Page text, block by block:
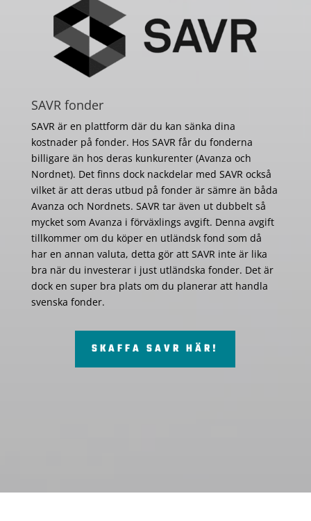
SAVR fonder
SAVR är en plattform där du kan sänka dina
kostnader på fonder. Hos SAVR får du fonderna
billigare än hos deras kunkurenter (Avanza och
Nordnet). Det finns dock nackdelar med SAVR också
vilket är att deras utbud på fonder är sämre än båda
Avanza och Nordnets. SAVR tar även ut dubbelt så
mycket som Avanza i förväxlings avgift. Denna avgift
tillkommer om du köper en utländsk fond som då
har en annan valuta, detta gör att SAVR inte är lika
bra när du investerar i just utländska fonder. Det är
dock en super bra plats om du planerar att handla
svenska fonder.
SKAFFA SAVR HÄR!